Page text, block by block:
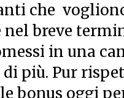
che
nel breve
in una
più. Pur
bonus oggi